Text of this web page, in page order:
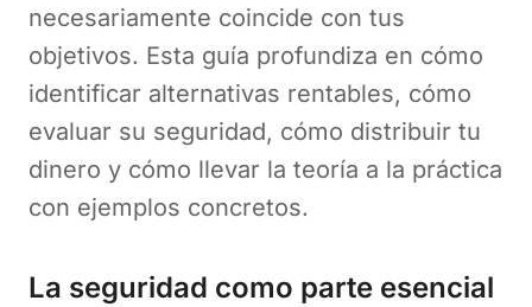
necesariamente coincide con tus
objetivos. Esta guía profundiza en cómo
identificar alternativas rentables, cómo
evaluar su seguridad, cómo distribuir tu
dinero y cómo llevar la teoría a la práctica
con ejemplos concretos.
La seguridad como parte esencial